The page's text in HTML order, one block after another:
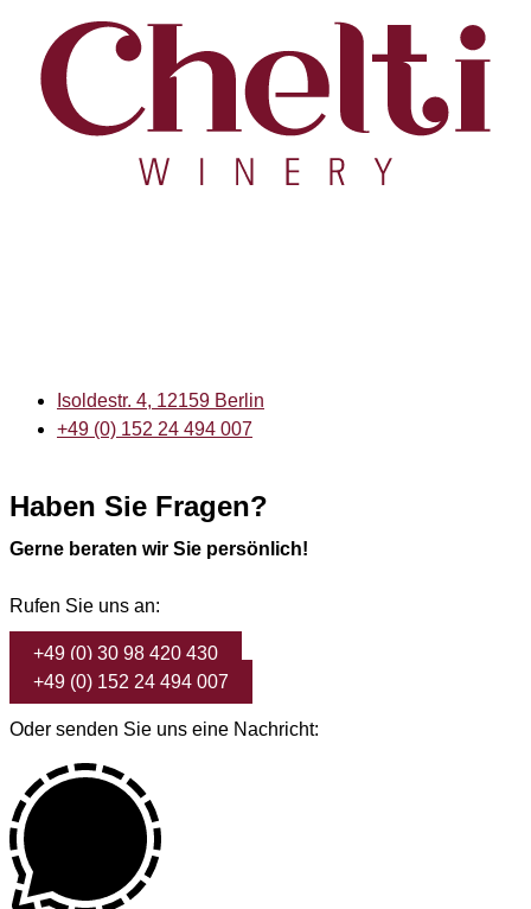
Isoldestr. 4, 12159 Berlin
+49 (0) 152 24 494 007
Haben Sie Fragen?
Gerne beraten wir Sie persönlich!
Rufen Sie uns an:
+49 (0) 30 98 420 430
+49 (0) 152 24 494 007
Oder senden Sie uns eine Nachricht: